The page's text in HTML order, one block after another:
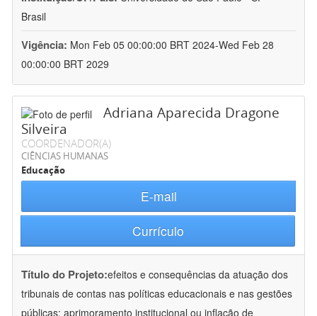
Brasil
Vigência: Mon Feb 05 00:00:00 BRT 2024-Wed Feb 28
00:00:00 BRT 2029
Adriana Aparecida Dragone
Silveira
COORDENADOR(A)
CIÊNCIAS HUMANAS
Educação
E-mail
Currículo
Título do Projeto:efeitos e consequências da atuação dos
tribunais de contas nas políticas educacionais e nas gestões
públicas: aprimoramento institucional ou inflação de